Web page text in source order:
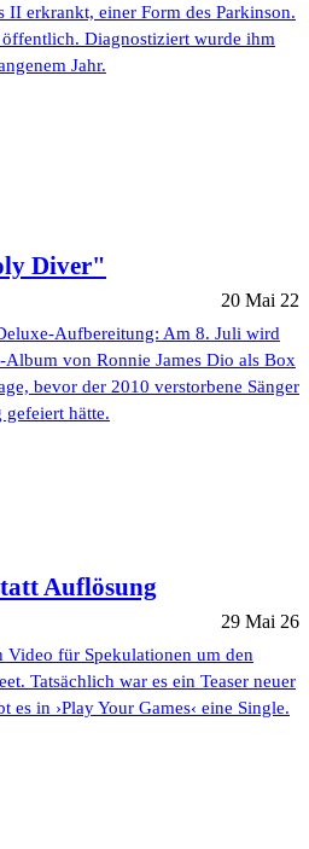
II erkrankt, einer Form des Parkinson.
öffentlich. Diagnostiziert wurde ihm
Jahr.
Diver"
20 Mai 22
Aufbereitung: Am 8. Juli wird
Album von Ronnie James Dio als Box
bevor der 2010 verstorbene Sänger
gefeiert hätte.
Auflösung
29 Mai 26
Video für Spekulationen um den
Tatsächlich war es ein Teaser neuer
in ›Play Your Games‹ eine Single.